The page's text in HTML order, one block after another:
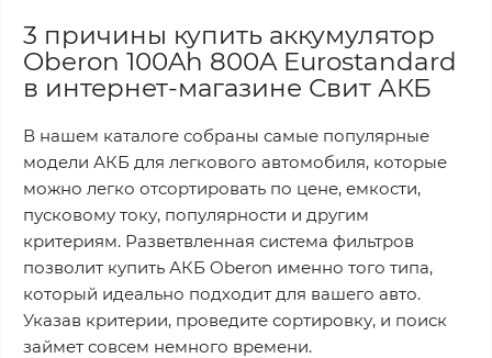
3 причины купить аккумулятор
Oberon 100Ah 800A Eurostandard
в интернет-магазине Свит АКБ
В нашем каталоге собраны самые популярные
модели АКБ для легкового автомобиля, которые
можно легко отсортировать по цене, емкости,
пусковому току, популярности и другим
критериям. Разветвленная система фильтров
позволит купить АКБ Oberon именно того типа,
который идеально подходит для вашего авто.
Указав критерии, проведите сортировку, и поиск
займет совсем немного времени.